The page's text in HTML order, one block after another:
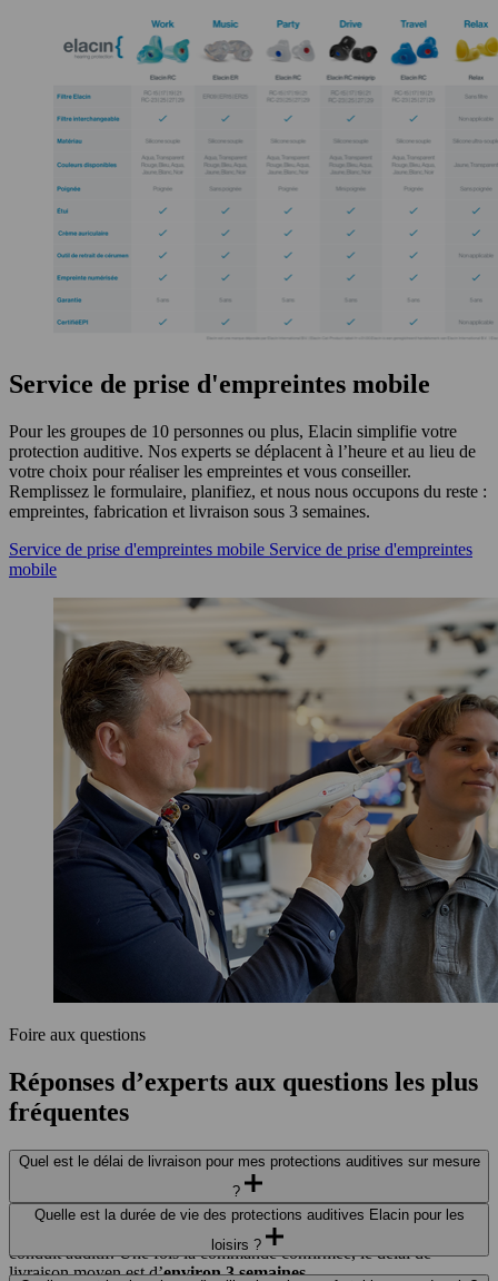
Service de prise d'empreintes mobile
Pour les groupes de 10 personnes ou plus, Elacin simplifie votre
protection auditive. Nos experts se déplacent à l’heure et au lieu de
votre choix pour réaliser les empreintes et vous conseiller.
Remplissez le formulaire, planifiez, et nous nous occupons du reste :
empreintes, fabrication et livraison sous 3 semaines.
Service de prise d'empreintes mobile Service de prise d'empreintes
mobile
Foire aux questions
Réponses d’experts aux questions les plus
fréquentes
Quel est le délai de livraison pour mes protections auditives sur mesure
?
Après votre séance de prise d’empreinte, vos protections auditives
Elacin sont fabriquées sur mesure selon la morphologie de votre
conduit auditif. Une fois la commande confirmée, le délai de
livraison moyen est d’environ 3 semaines.
Quelle est la durée de vie des protections auditives Elacin pour les
loisirs ?